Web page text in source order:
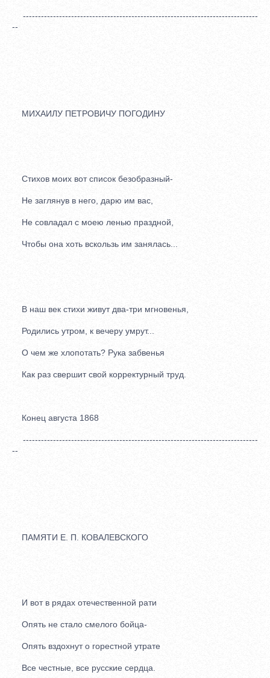
------------------------------------------------------------------------------
--
МИХАИЛУ ПЕТРОВИЧУ ПОГОДИНУ
Стихов моих вот список безобразный-
Не заглянув в него, дарю им вас,
Не совладал с моею ленью праздной,
Чтобы она хоть вскользь им занялась...
В наш век стихи живут два-три мгновенья,
Родились утром, к вечеру умрут...
О чем же хлопотать? Рука забвенья
Как раз свершит свой корректурный труд.
Конец августа 1868
------------------------------------------------------------------------------
--
ПАМЯТИ Е. П. КОВАЛЕВСКОГО
И вот в рядах отечественной рати
Опять не стало смелого бойца-
Опять вздохнут о горестной утрате
Все честные, все русские сердца.